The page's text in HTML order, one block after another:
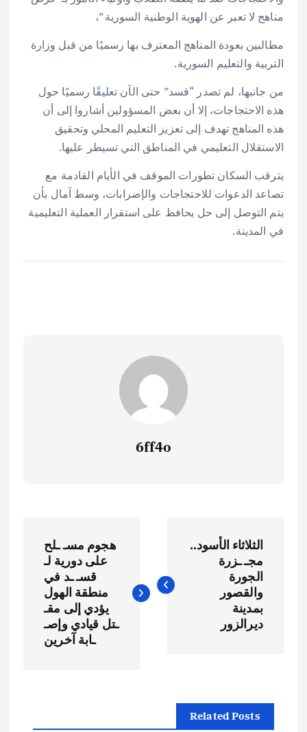
مناهج لا تعبر عن الهوية الوطنية السورية”،
مطالبين بعودة المناهج المعترف بها رسميًا من قبل وزارة
التربية والتعليم السورية.
من جانبها، لم تصدر “قسد” حتى الآن تعليقًا رسميًا حول
هذه الاحتجاجات، إلا أن بعض المسؤولين أشاروا إلى أن
هذه المناهج تهدف إلى تعزيز التعليم المحلي وتحقيق
الاستقلال التعليمي في المناطق التي تسيطر عليها.
يترقب السكان تطورات الموقف في الأيام القادمة مع
تصاعد الدعوات للاحتجاجات والإضرابات، وسط آمال بأن
يتم التوصل إلى حل يحافظ على استقرار العملية التعليمية
في المدينة.
6ff4o
ص
الثلاثاء الأسود..
مجـ ـزرة
الجورة
والقصور
بمدينة
ديرالزور
هجوم مسـ ـلح
على دورية لـ
قسـ ـد في
منطقة الهول
يؤدي إلى مقـ
ـتل قيادي وإصـ
ـابة آخرين
Related Posts